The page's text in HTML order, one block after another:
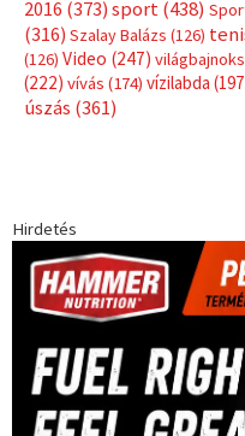
2016 (373) sport(438)
(316) Szalay Balázs (126)
(126) Video (247)
(222) vívás (174) vízilabda
úszás (361)
Hirdetés